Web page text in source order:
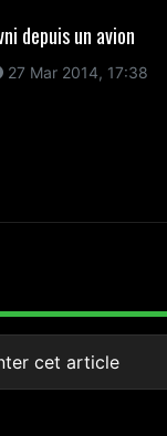
depuis un avion
27 Mar 2014, 17:38
cet article